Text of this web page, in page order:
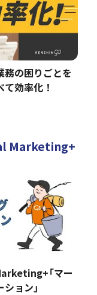
務の困りごとを
て効率化！
Marketing+
「マー
ョン」